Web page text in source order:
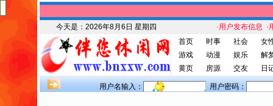
今天是： 2026年8月6日 星期四 ·用户发布信息 ·
首页
时事 社会
女
游戏
动漫 娱乐
解
黄页
房源 交友 日
用户名输入： 用户密码：